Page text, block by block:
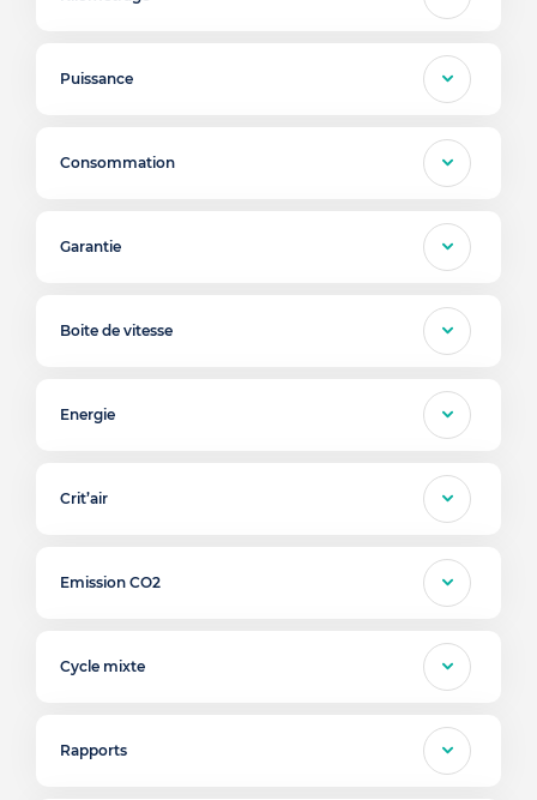
Puissance
Consommation
Garantie
Boite de vitesse
Energie
Crit’air
Emission CO2
Cycle mixte
Rapports